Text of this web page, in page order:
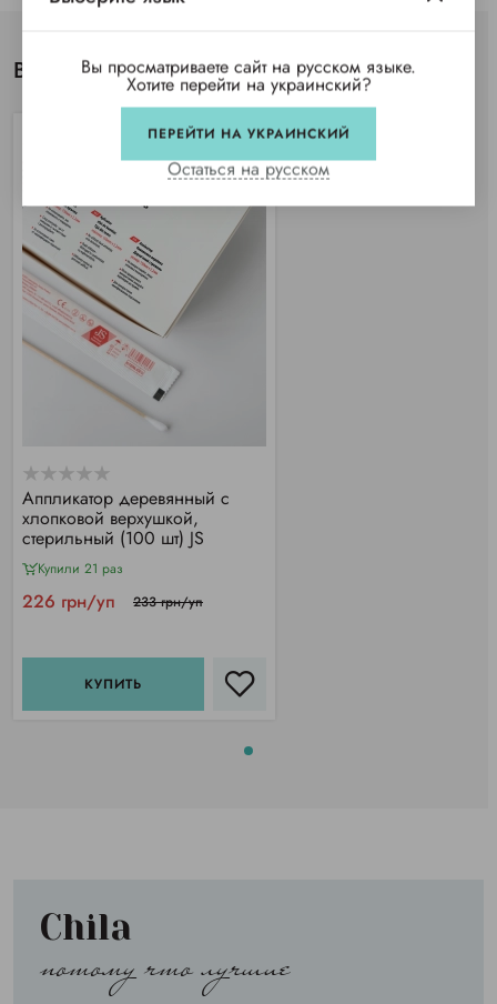
Вы просматривали
Аппликатор деревянный с
хлопковой верхушкой,
стерильный (100 шт) JS
Купили 21 раз
226 грн/уп 233 грн/уп
КУПИТЬ
Chila
потому что лучшие
Вы просматриваете сайт на русском языке.
Хотите перейти на украинский?
ПЕРЕЙТИ НА УКРАИНСКИЙ
Остаться на русском